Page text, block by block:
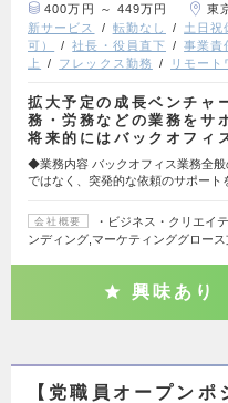
400万円 ～ 449万円 東
新サービス
転勤なし 土日祝
可）
社長・役員直下 事業責
上
フレックス勤務 リモート
拡大予定の成長ベンチャ
務・労務などの業務をサ
将来的にはバックオフィ
◆業務内容 バックオフィス業務全
ではなく、突発的な依頼のサポート
会社概要
・ビジネス・クリエイ
ンディング,マーケティンググロー
興味あり
【党職員オープン